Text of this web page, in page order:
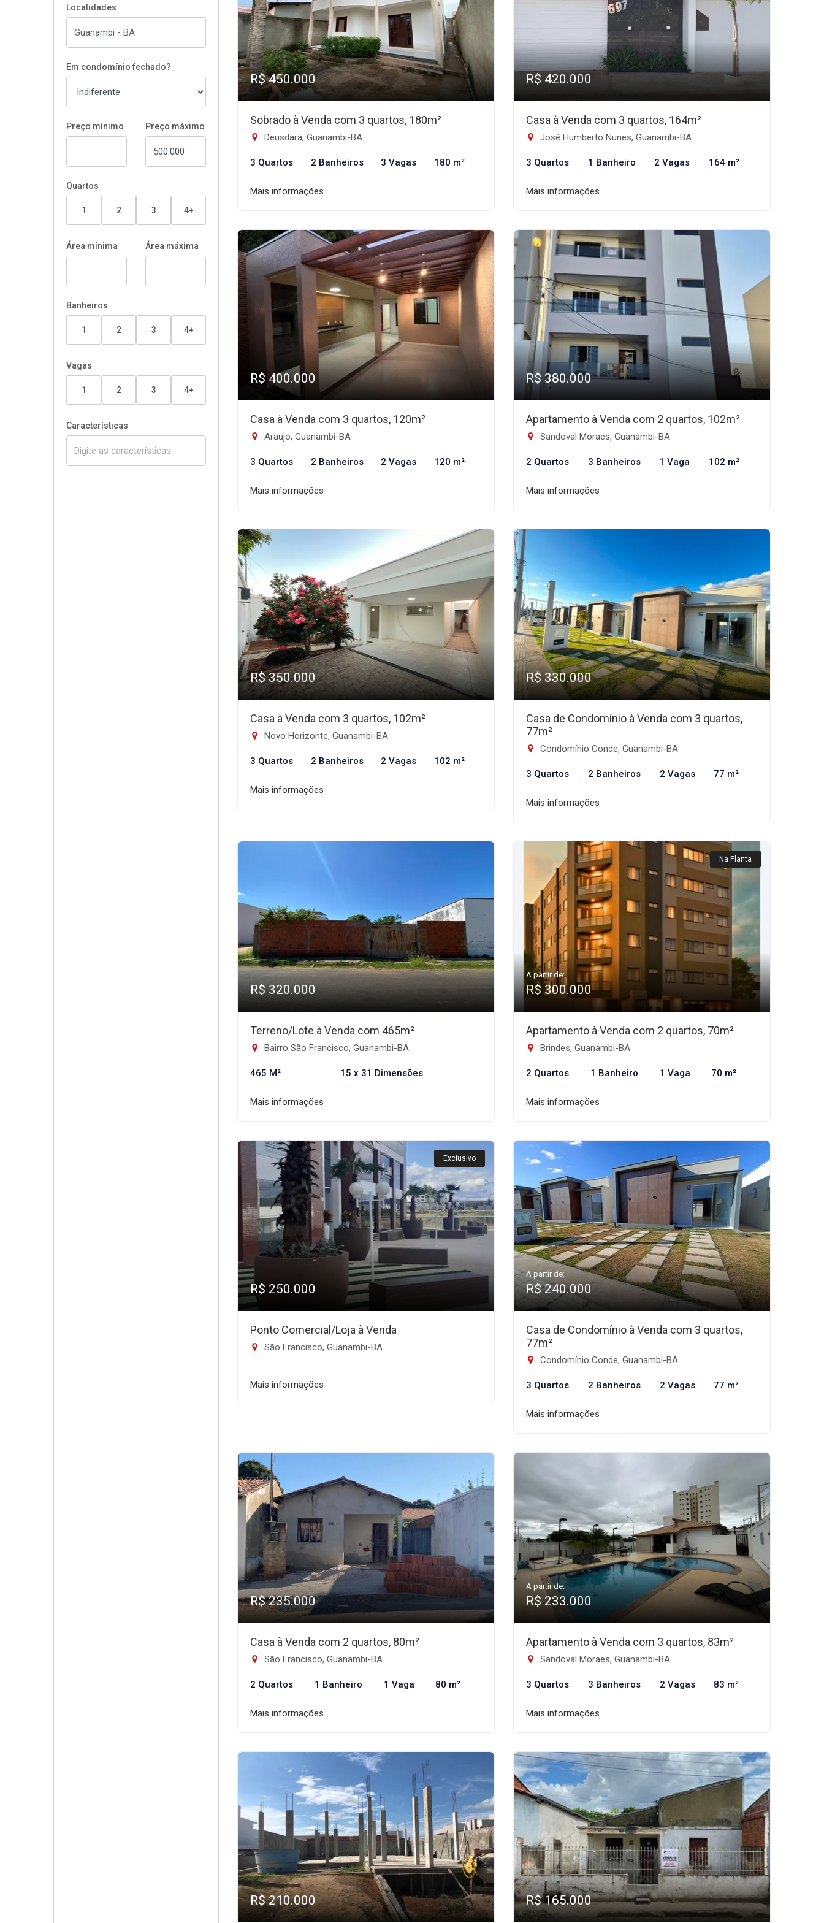
Localidades
Em condomínio fechado?
Preço mínimo Preço máximo
Quartos
1 2 3 4+
Área mínima Área máxima
Banheiros
1 2 3 4+
Vagas
1 2 3 4+
Características
R$ 450.000
Sobrado à Venda com 3 quartos, 180m²
Deusdará, Guanambi-BA
3 Quartos 2 Banheiros 3 Vagas 180 m²
Mais informações
R$ 420.000
Casa à Venda com 3 quartos, 164m²
José Humberto Nunes, Guanambi-BA
3 Quartos 1 Banheiro 2 Vagas 164 m²
Mais informações
R$ 400.000
Casa à Venda com 3 quartos, 120m²
Araujo, Guanambi-BA
3 Quartos 2 Banheiros 2 Vagas 120 m²
Mais informações
R$ 380.000
Apartamento à Venda com 2 quartos, 102m²
Sandoval Moraes, Guanambi-BA
2 Quartos 3 Banheiros 1 Vaga 102 m²
Mais informações
R$ 350.000
Casa à Venda com 3 quartos, 102m²
Novo Horizonte, Guanambi-BA
3 Quartos 2 Banheiros 2 Vagas 102 m²
Mais informações
R$ 330.000
Casa de Condomínio à Venda com 3 quartos,
77m²
Condomínio Conde, Guanambi-BA
3 Quartos 2 Banheiros 2 Vagas 77 m²
Mais informações
R$ 320.000
Terreno/Lote à Venda com 465m²
Bairro São Francisco, Guanambi-BA
465 M² 15 x 31 Dimensões
Mais informações
Na Planta
A partir de:
R$ 300.000
Apartamento à Venda com 2 quartos, 70m²
Brindes, Guanambi-BA
2 Quartos 1 Banheiro 1 Vaga 70 m²
Mais informações
Exclusivo
R$ 250.000
Ponto Comercial/Loja à Venda
São Francisco, Guanambi-BA
Mais informações
A partir de:
R$ 240.000
Casa de Condomínio à Venda com 3 quartos,
77m²
Condomínio Conde, Guanambi-BA
3 Quartos 2 Banheiros 2 Vagas 77 m²
Mais informações
R$ 235.000
Casa à Venda com 2 quartos, 80m²
São Francisco, Guanambi-BA
2 Quartos 1 Banheiro 1 Vaga 80 m²
Mais informações
A partir de:
R$ 233.000
Apartamento à Venda com 3 quartos, 83m²
Sandoval Moraes, Guanambi-BA
3 Quartos 3 Banheiros 2 Vagas 83 m²
Mais informações
R$ 210.000 R$ 165.000